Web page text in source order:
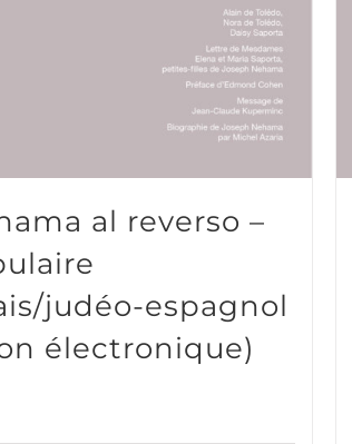
al reverso –
judéo-espagnol
électronique)